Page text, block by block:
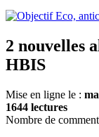
2 nouvelles
HBIS
Mise en ligne le :
1644 lectures
Nombre de